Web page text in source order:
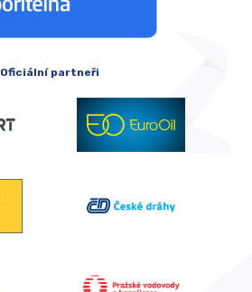
Oficiální partneři